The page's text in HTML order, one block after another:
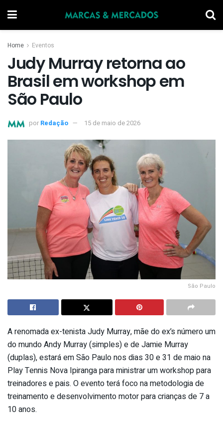
Home Eventos
Judy Murray retorna ao
Brasil em workshop em
São Paulo
por Redação 15 de maio de 2026
São Paulo
A renomada ex-tenista Judy Murray, mãe do ex’s número um
do mundo Andy Murray (simples) e de Jamie Murray
(duplas), estará em São Paulo nos dias 30 e 31 de maio na
Play Tennis Nova Ipiranga para ministrar um workshop para
treinadores e pais. O evento terá foco na metodologia de
treinamento e desenvolvimento motor para crianças de 7 a
10 anos.